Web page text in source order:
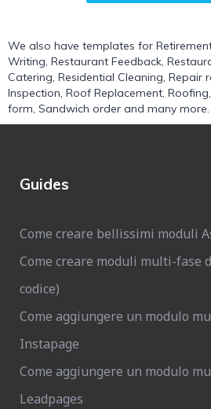
We also have templates for
Writing, Restaurant Feedback,
Catering, Residential Cleaning, Repair
Inspection, Roof Replacement, Roofing,
form, Sandwich order and many more.
Guides
Come creare bellissimi moduli
Come creare moduli multi-fase
codice)
Come aggiungere un modulo
Instapage
Come aggiungere un modulo
Leadpages